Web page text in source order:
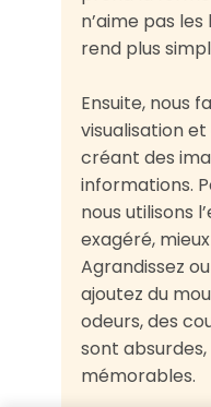
n’aime pas
rend plus
Ensuite, nous
visualisation et
créant des
informations.
nous utilisons
exagéré,
Agrandissez
ajoutez du
odeurs, des
sont
mémorables.